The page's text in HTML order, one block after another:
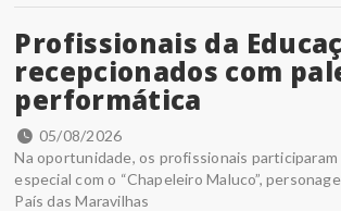
Profissionais da
recepcionados com
performática
05/08/2026
Na oportunidade, os profissionais
especial com o “Chapeleiro Maluco”,
País das Maravilhas